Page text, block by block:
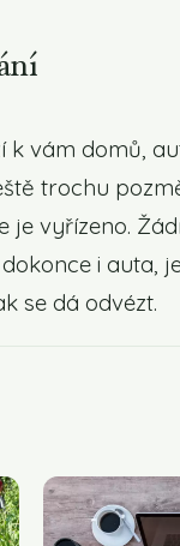
vám domů,
trochu
je vyřízeno.
i auta,
se dá odvézt.